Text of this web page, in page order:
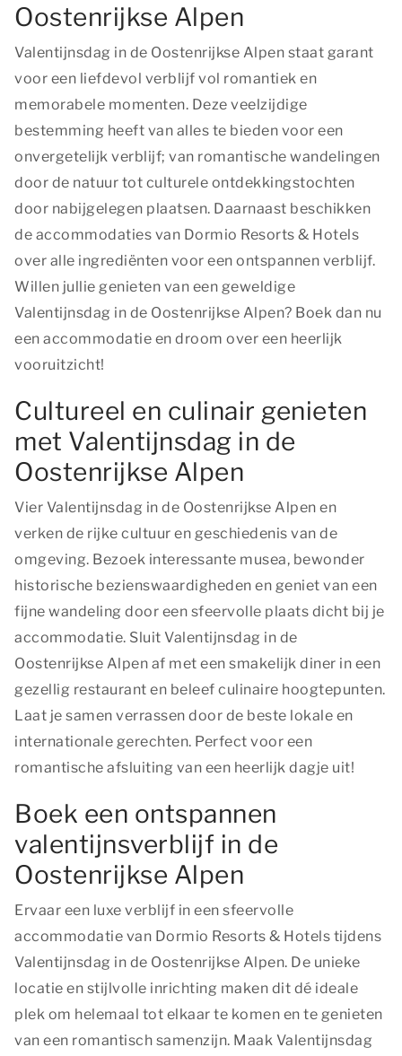
Oostenrijkse Alpen
Valentijnsdag in de Oostenrijkse Alpen staat garant
voor een liefdevol verblijf vol romantiek en
memorabele momenten. Deze veelzijdige
bestemming heeft van alles te bieden voor een
onvergetelijk verblijf; van romantische wandelingen
door de natuur tot culturele ontdekkingstochten
door nabijgelegen plaatsen. Daarnaast beschikken
de accommodaties van Dormio Resorts & Hotels
over alle ingrediënten voor een ontspannen verblijf.
Willen jullie genieten van een geweldige
Valentijnsdag in de Oostenrijkse Alpen? Boek dan nu
een accommodatie en droom over een heerlijk
vooruitzicht!
Cultureel en culinair genieten
met Valentijnsdag in de
Oostenrijkse Alpen
Vier Valentijnsdag in de Oostenrijkse Alpen en
verken de rijke cultuur en geschiedenis van de
omgeving. Bezoek interessante musea, bewonder
historische bezienswaardigheden en geniet van een
fijne wandeling door een sfeervolle plaats dicht bij je
accommodatie. Sluit Valentijnsdag in de
Oostenrijkse Alpen af met een smakelijk diner in een
gezellig restaurant en beleef culinaire hoogtepunten.
Laat je samen verrassen door de beste lokale en
internationale gerechten. Perfect voor een
romantische afsluiting van een heerlijk dagje uit!
Boek een ontspannen
valentijnsverblijf in de
Oostenrijkse Alpen
Ervaar een luxe verblijf in een sfeervolle
accommodatie van Dormio Resorts & Hotels tijdens
Valentijnsdag in de Oostenrijkse Alpen. De unieke
locatie en stijlvolle inrichting maken dit dé ideale
plek om helemaal tot elkaar te komen en te genieten
van een romantisch samenzijn. Maak Valentijnsdag